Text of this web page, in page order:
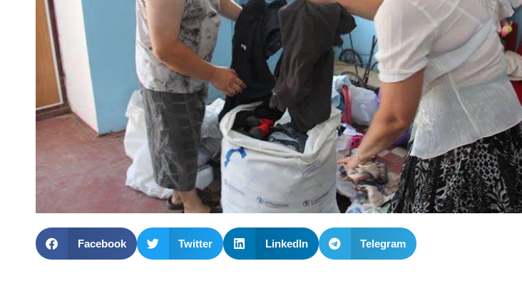
Facebook Twitter LinkedIn Telegram